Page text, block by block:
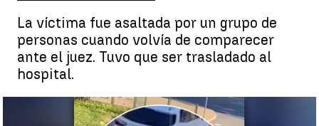
La víctima fue asaltada por un grupo de
personas cuando volvía de comparecer
ante el juez. Tuvo que ser trasladado al
hospital.
Agreden al hombre que se atrincheró en su casa en Huelva |
antena3noticias.com